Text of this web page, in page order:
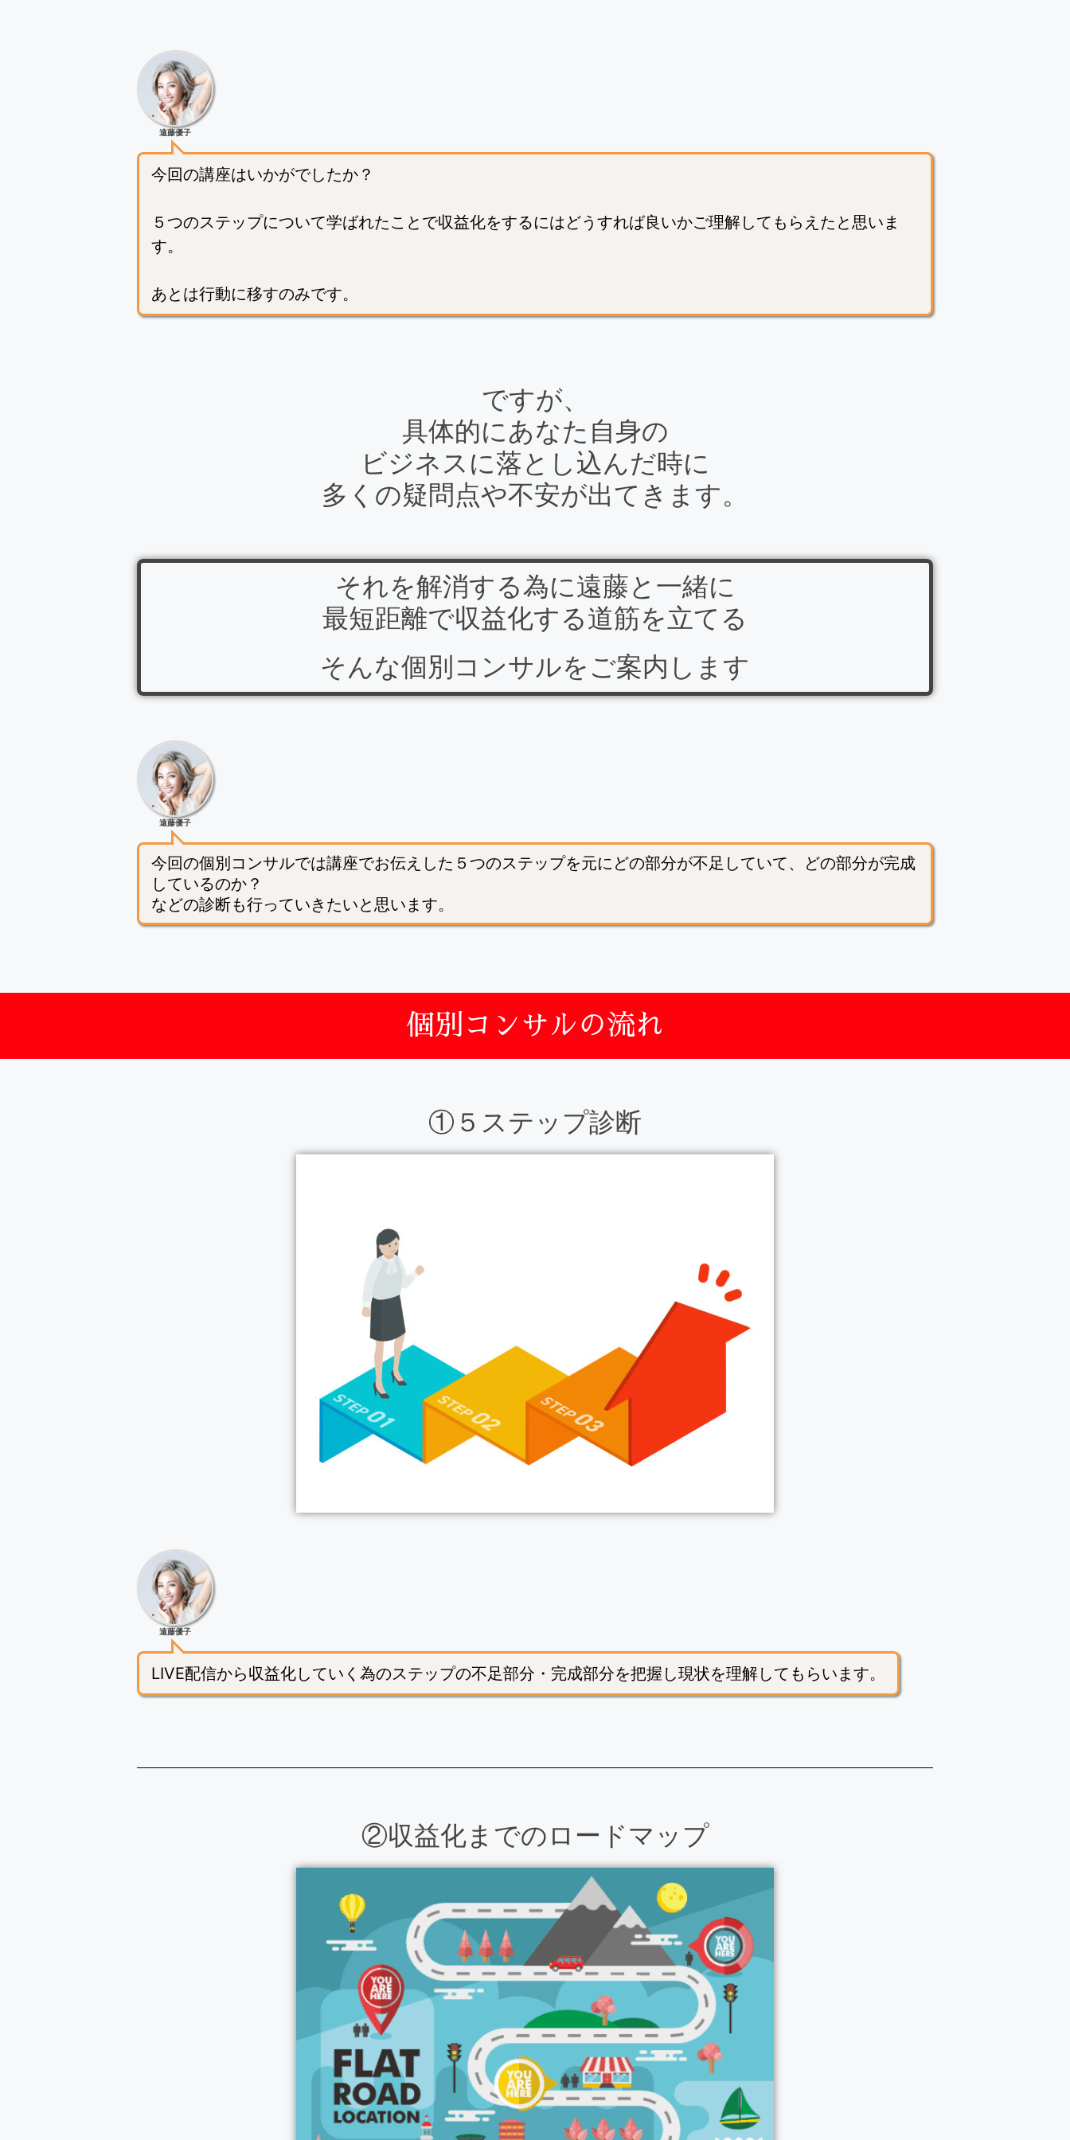
遠藤優子
今回の講座はいかがでしたか？
５つのステップについて学ばれたことで収益化をするにはどうすれば良いかご理解してもらえたと思いま
す。
あとは行動に移すのみです。
ですが、
具体的にあなた自身の
ビジネスに落とし込んだ時に
多くの疑問点や不安が出てきます。
それを解消する為に遠藤と一緒に
最短距離で収益化する道筋を立てる
そんな個別コンサルをご案内します
遠藤優子
今回の個別コンサルでは講座でお伝えした５つのステップを元にどの部分が不足していて、どの部分が完成
しているのか？
などの診断も行っていきたいと思います。
個別コンサルの流れ
①５ステップ診断
遠藤優子
LIVE配信から収益化していく為のステップの不足部分・完成部分を把握し現状を理解してもらいます。
②収益化までのロードマップ